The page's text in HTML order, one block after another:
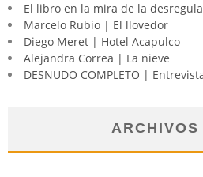
El libro en la mira de la
Marcelo Rubio | El llovedor
Diego Meret | Hotel Acapulco
Alejandra Correa | La nieve
DESNUDO COMPLETO |
ARCHIVOS